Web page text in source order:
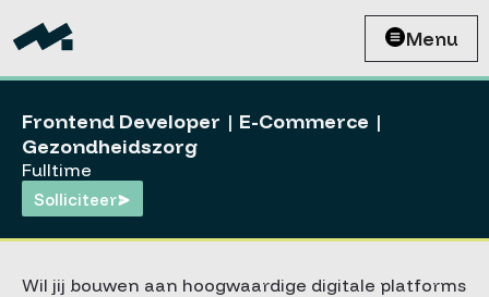
Menu
Frontend Developer | E-Commerce |
Gezondheidszorg
Fulltime
Solliciteer
Wil jij bouwen aan hoogwaardige digitale platforms